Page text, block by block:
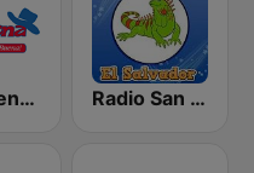
Que Buena 88.9 FM Radio San Miguel El Salvador